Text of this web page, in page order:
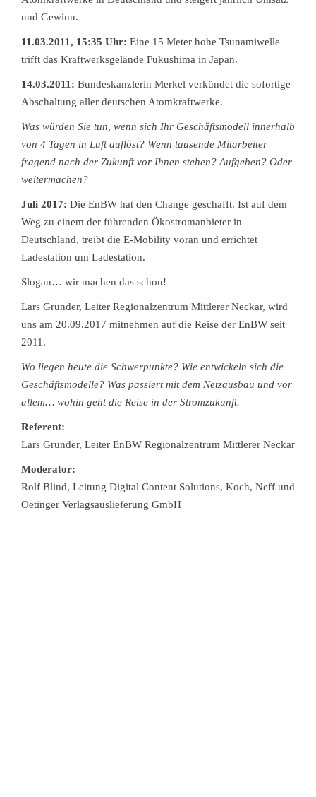
und Gewinn.
11.03.2011, 15:35 Uhr: Eine 15 Meter hohe Tsunamiwelle
trifft das Kraftwerksgelände Fukushima in Japan.
14.03.2011: Bundeskanzlerin Merkel verkündet die sofortige
Abschaltung aller deutschen Atomkraftwerke.
Was würden Sie tun, wenn sich Ihr Geschäftsmodell innerhalb
von 4 Tagen in Luft auflöst? Wenn tausende Mitarbeiter
fragend nach der Zukunft vor Ihnen stehen? Aufgeben? Oder
weitermachen?
Juli 2017: Die EnBW hat den Change geschafft. Ist auf dem
Weg zu einem der führenden Ökostromanbieter in
Deutschland, treibt die E-Mobility voran und errichtet
Ladestation um Ladestation.
Slogan… wir machen das schon!
Lars Grunder, Leiter Regionalzentrum Mittlerer Neckar, wird
uns am 20.09.2017 mitnehmen auf die Reise der EnBW seit
2011.
Wo liegen heute die Schwerpunkte? Wie entwickeln sich die
Geschäftsmodelle? Was passiert mit dem Netzausbau und vor
allem… wohin geht die Reise in der Stromzukunft.
Referent:
Lars Grunder, Leiter EnBW Regionalzentrum Mittlerer Neckar
Moderator:
Rolf Blind, Leitung Digital Content Solutions, Koch, Neff und
Oetinger Verlagsauslieferung GmbH